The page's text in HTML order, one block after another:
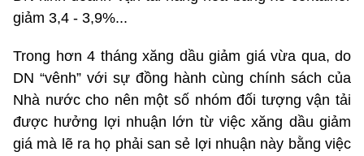
giảm 3,4 - 3,9%...
Trong hơn 4 tháng xăng dầu giảm giá vừa qua, do
DN “vênh” với sự đồng hành cùng chính sách của
Nhà nước cho nên một số nhóm đối tượng vận tải
được hưởng lợi nhuận lớn từ việc xăng dầu giảm
giá mà lẽ ra họ phải san sẻ lợi nhuận này bằng việc